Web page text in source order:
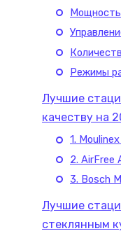
Мощность
Режимы
Лучшие
качеству на
1.
2. AirFree
3. Bosch
Лучшие
стеклянным